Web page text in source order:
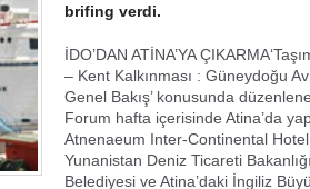
brifing verdi.
İDO’DAN ATİNA’YA
– Kent Kalkınması : Güneydoğu
Genel Bakış’ konusunda
Forum hafta içerisinde Atina’da
Atnenaeum Inter-Continental Hotel
Yunanistan Deniz Ticareti
Belediyesi ve Atina’daki İngiliz